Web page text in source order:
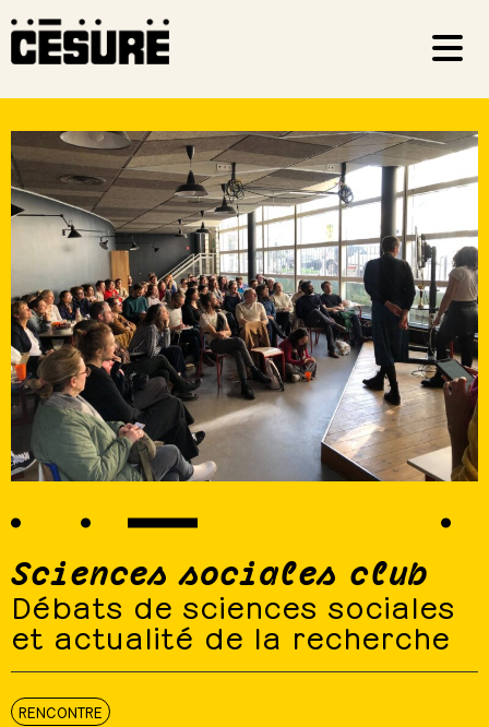
Sciences sociales club
Débats de sciences sociales
et actualité de la recherche
RENCONTRE